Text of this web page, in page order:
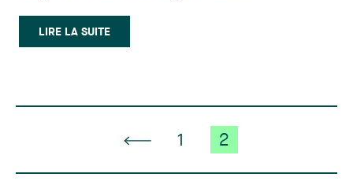
LIRE LA SUITE
1 2